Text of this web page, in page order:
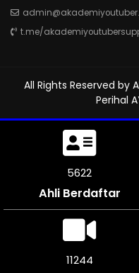
t.me/
All Rights Reserved by
Perihal
6009
Ahli Berdaftar
12018